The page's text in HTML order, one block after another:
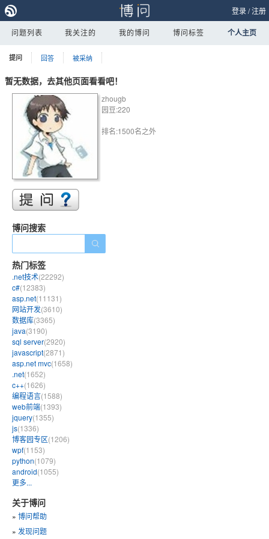
登录/注册
问题列表 我关注的 我的博问 博问标签 个人主页
提问 回答 被采纳
暂无数据，去其他页面看看吧！
zhougb
园豆:220
排名:1500名之外
博问搜索
热门标签
.net技术(22292)
c#(12383)
asp.net(11131)
网站开发(3610)
数据库(3365)
java(3190)
sql server(2920)
javascript(2871)
asp.net mvc(1658)
.net(1652)
c++(1626)
编程语言(1588)
web前端(1393)
jquery(1355)
js(1336)
博客园专区(1206)
wpf(1153)
python(1079)
android(1055)
更多...
关于博问
» 博问帮助
» 发现问题